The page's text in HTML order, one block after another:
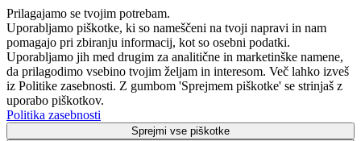
Prilagajamo se tvojim potrebam.
Uporabljamo piškotke, ki so nameščeni na tvoji napravi in ​​nam
pomagajo pri zbiranju informacij, kot so osebni podatki.
Uporabljamo jih med drugim za analitične in marketinške namene,
da prilagodimo vsebino tvojim željam in interesom. Več lahko izveš
iz Politike zasebnosti. Z gumbom 'Sprejmem piškotke' se strinjaš z
uporabo piškotkov.
Politika zasebnosti
Sprejmi vse piškotke